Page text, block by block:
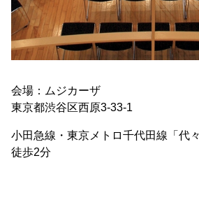
会場：ムジカーザ
東京都渋谷区西原3-33-1
小田急線・東京メトロ千代田線「代
徒歩2分